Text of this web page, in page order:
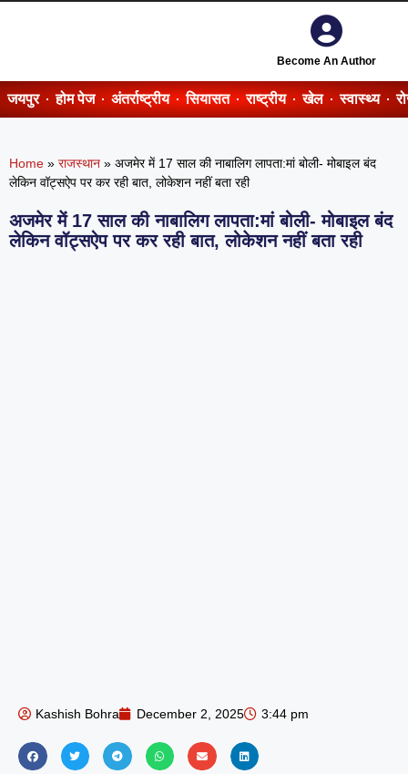
Become An Author
जयपुर होम पेज अंतर्राष्ट्रीय सियासत राष्ट्रीय खेल स्वास्थ्य
Home » राजस्थान » अजमेर में 17 साल की नाबालिग लापता:मां बोली- मोबाइल बंद
लेकिन वॉट्सऐप पर कर रही बात, लोकेशन नहीं बता रही
अजमेर में 17 साल की नाबालिग लापता:मां बोली- मोबाइल बंद
लेकिन वॉट्सऐप पर कर रही बात, लोकेशन नहीं बता रही
Kashish Bohra December 2, 2025 3:44 pm